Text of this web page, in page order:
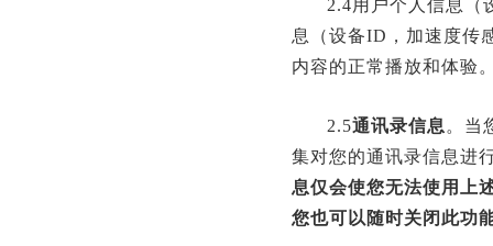
2.4用户个人信息
息（设备ID，加速度传
内容的正常播放和体验
2.5通讯录信息 。当
集对您的通讯录信息进
息仅会使您无法使用上
您也可以随时关闭此功